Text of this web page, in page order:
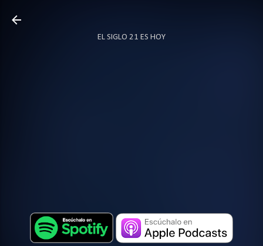
EL SIGLO 21 ES HOY